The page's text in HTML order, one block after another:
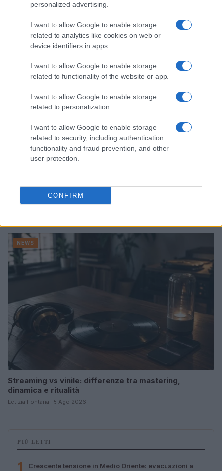
personalized advertising.
I want to allow Google to enable storage
related to analytics like cookies on web or
device identifiers in apps.
I want to allow Google to enable storage
related to functionality of the website or app.
I want to allow Google to enable storage
related to personalization.
I want to allow Google to enable storage
related to security, including authentication
functionality and fraud prevention, and other
user protection.
CONFIRM
Noemi in ospedale: il racconto della riabilitazione e il
ritorno sul palco
Susanna Riva · 6 Ago 2026
Valle d’Aosta: polemiche tra sindacato e istituzioni per
le supplenze scolastiche
NEWS
Streaming vs vinile: differenze tra mastering,
dinamica e ritualità
Letizia Fontana · 5 Ago 2026
PIÙ LETTI
1
Crescente tensione in Medio Oriente: evacuazioni a